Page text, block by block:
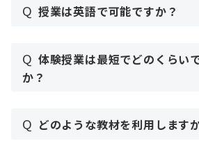
Q 授業は英語で可能ですか？
Q 体験授業は最短でどのくらい
か？
Q どのような教材を利用します